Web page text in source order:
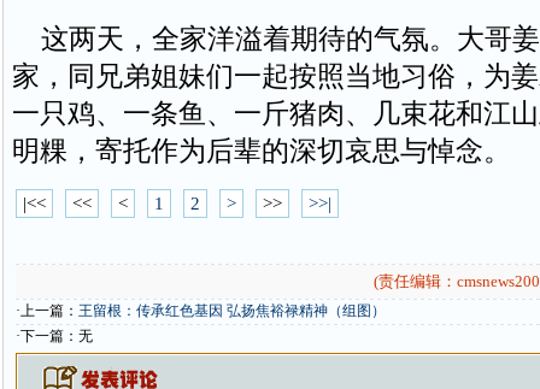
这两天，全家洋溢着期待的气氛。大哥
家，同兄弟姐妹们一起按照当地习俗，为
一只鸡、一条鱼、一斤猪肉、几束花和江
明粿，寄托作为后辈的深切哀思与悼念。
|<< << < 1 2 > >> >>|
(责任编辑：
·上一篇： 王留根：传承红色基因 弘扬焦裕禄精神（组图）
·下一篇：无